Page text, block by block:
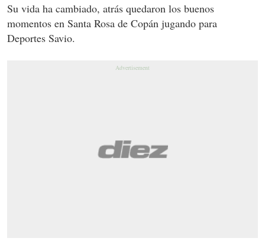
Su vida ha cambiado, atrás quedaron los buenos
momentos en Santa Rosa de Copán jugando para
Deportes Savio.